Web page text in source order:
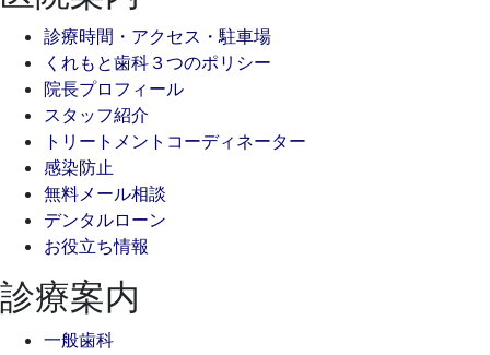
診療時間・アクセス・駐車場
くれもと歯科３つのポリシー
院長プロフィール
スタッフ紹介
トリートメントコーディネーター
感染防止
無料メール相談
デンタルローン
お役立ち情報
診療案内
一般歯科